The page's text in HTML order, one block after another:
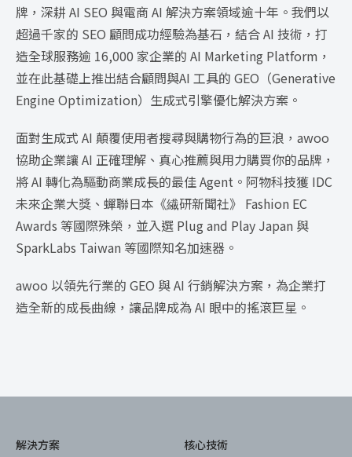
牌，深耕 AI SEO 與電商 AI 解決方案領域逾十年。我們以
超過千家的 SEO 顧問成功經驗為基石，結合 AI 技術，打
造全球服務逾 16,000 家企業的 AI Marketing Platform，
並在此基礎上推出結合顧問與AI 工具的 GEO（Generative
Engine Optimization）生成式引擎優化解決方案。
面對生成式 AI 顛覆使用者搜尋與購物行為的巨浪，awoo
協助企業讓 AI 正確理解、真心推薦與用力購買你的品牌，
將 AI 轉化為驅動商業成長的最佳 Agent。阿物科技獲 IDC
未來企業大獎、蟬聯日本《繊研新聞社》 Fashion EC
Awards 等國際殊榮，並入選 Plug and Play Japan 與
SparkLabs Taiwan 等國際知名加速器。
awoo 以領先行業的 GEO 與 AI 行銷解決方案，為企業打
造全新的成長曲線，讓品牌成為 AI 眼中的搖滾巨星。
解決方案
核心技術